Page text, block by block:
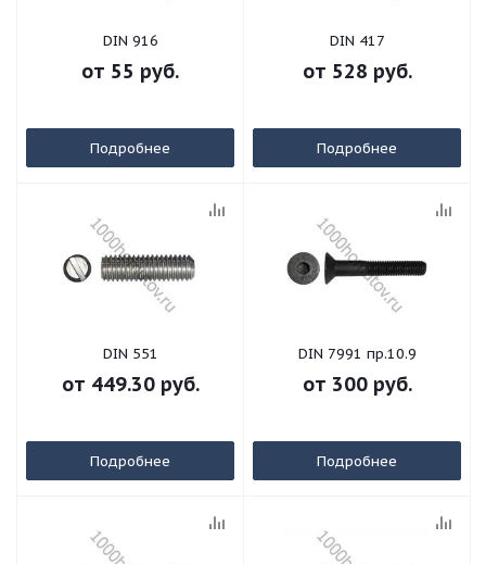
DIN 916
от 55 руб.
Подробнее
DIN 417
от 528 руб.
Подробнее
DIN 551
от 449.30 руб.
Подробнее
DIN 7991 пр.10.9
от 300 руб.
Подробнее